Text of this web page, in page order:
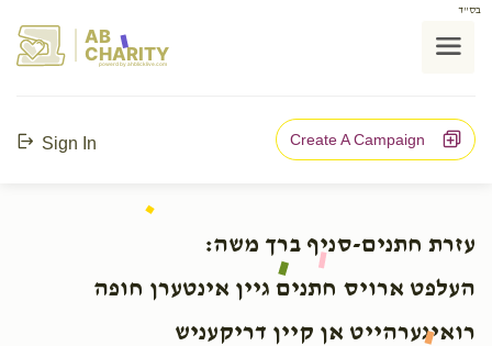
בס"ד
AB
CHARITY
powerd by ahblicklive.com
Sign In Create A Campaign
עזרת חתנים-סניף ברך משה:
העלפט ארויס חתנים גיין אינטערן חופה
רואיגערהייט אן קיין דריקעניש